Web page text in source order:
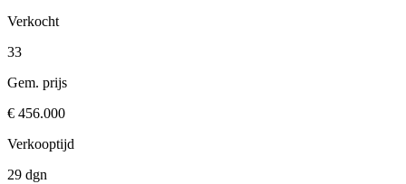
Verkocht
33
Gem. prijs
€ 456.000
Verkooptijd
29 dgn